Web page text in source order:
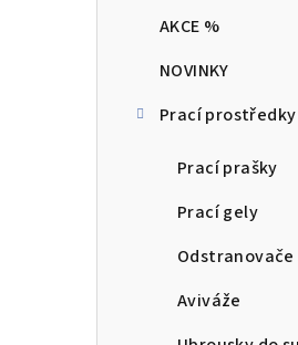
AKCE %
NOVINKY
Prací prostředky
Prací prašky
Prací gely
Aviváže